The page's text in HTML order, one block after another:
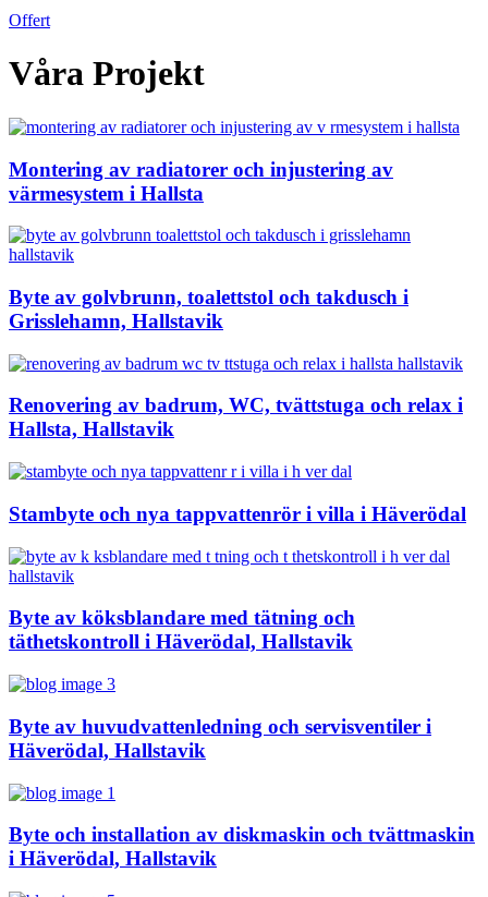
Offert
Våra Projekt
Montering av radiatorer och injustering av
värmesystem i Hallsta
Byte av golvbrunn, toalettstol och takdusch i
Grisslehamn, Hallstavik
Renovering av badrum, WC, tvättstuga och relax i
Hallsta, Hallstavik
Stambyte och nya tappvattenrör i villa i Häverödal
Byte av köksblandare med tätning och
täthetskontroll i Häverödal, Hallstavik
Byte av huvudvattenledning och servisventiler i
Häverödal, Hallstavik
Byte och installation av diskmaskin och tvättmaskin
i Häverödal, Hallstavik